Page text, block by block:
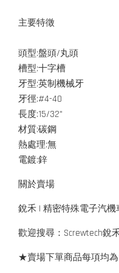
主要特徵
頭型:盤頭/丸頭
槽型:十字槽
牙型:英制機械牙
牙徑:#4-40
長度:15/32"
材質:碳鋼
熱處理:無
電鍍:鋅
關於賣場
銳禾 | 精密特殊電子汽
歡迎搜尋：Screwtech銳
★賣場下單商品每項均為